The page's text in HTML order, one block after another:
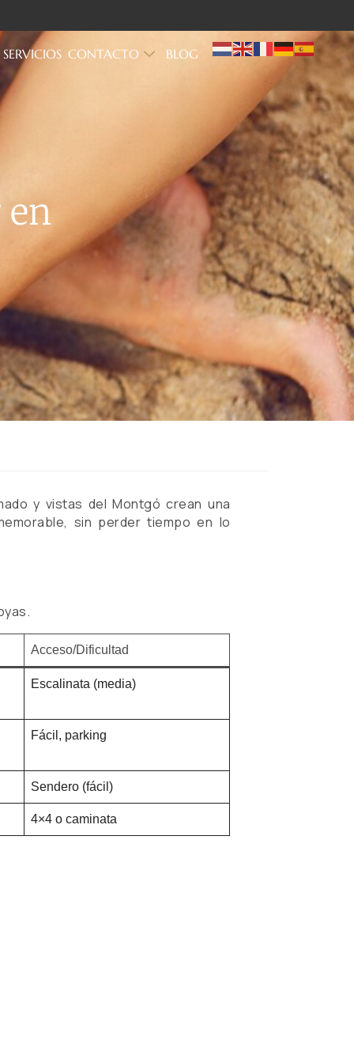
SERVICIOS CONTACTO BLOG
en
y vistas del Montgó crean una
sin perder tiempo en lo
Acceso/Dificultad
Escalinata (media)
Fácil, parking
Sendero (fácil)
4×4 o caminata